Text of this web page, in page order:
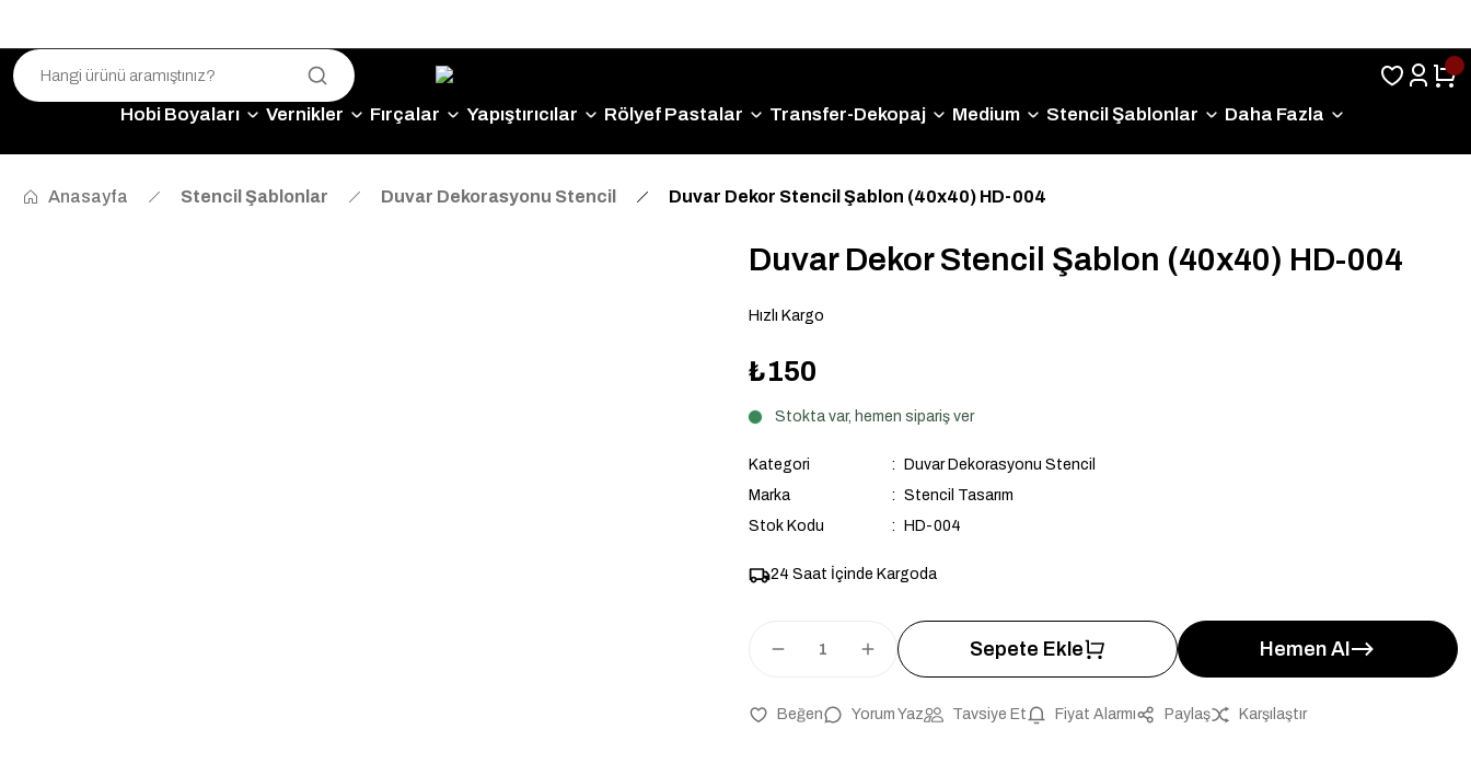
Hobi Boyaları Vernikler Fırçalar Yapıştırıcılar Rölyef Pastalar Transfer-Dekopaj Medium Stencil Şablonlar Daha Fazla
Anasayfa Stencil Şablonlar Duvar Dekorasyonu Stencil Duvar Dekor Stencil Şablon (40x40) HD-004
Duvar Dekor Stencil Şablon (40x40) HD-004
Hızlı Kargo
₺150
Stokta var, hemen sipariş ver
Kategori
Duvar Dekorasyonu Stencil
Marka
Stencil Tasarım
Stok Kodu
HD-004
24 Saat İçinde Kargoda
Sepete Ekle Hemen Al
Yorum Yaz Tavsiye Et Fiyat Alarmı Paylaş Karşılaştır